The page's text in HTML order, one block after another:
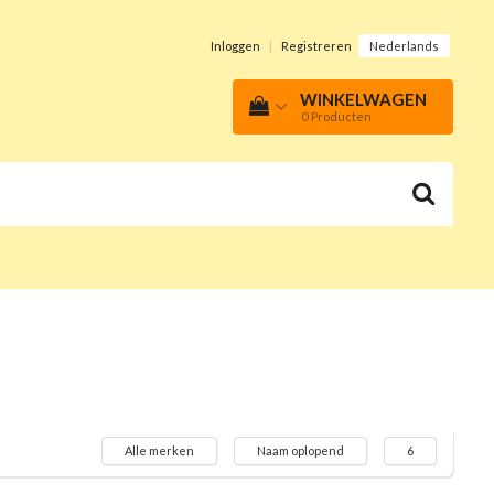
Inloggen | Registreren Nederlands
WINKELWAGEN
0 Producten
Alle merken Naam oplopend 6